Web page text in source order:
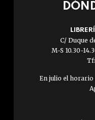
C/ Duque
M-S 10.30-
En julio el horario